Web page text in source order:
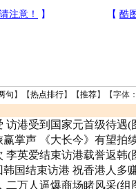
句 】【热点排行】【推荐】【字体
访港受到国家元首级待遇(
掌声 《大长今》有望拍
李英爱结束访港载誉返韩(
国结束访港 祝香港人多
二万人逼爆商场睹风采(组